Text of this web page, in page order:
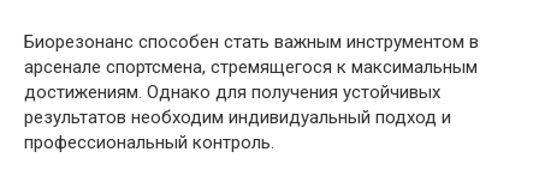
Биорезонанс способен стать важным инструментом в
арсенале спортсмена, стремящегося к максимальным
достижениям. Однако для получения устойчивых
результатов необходим индивидуальный подход и
профессиональный контроль.